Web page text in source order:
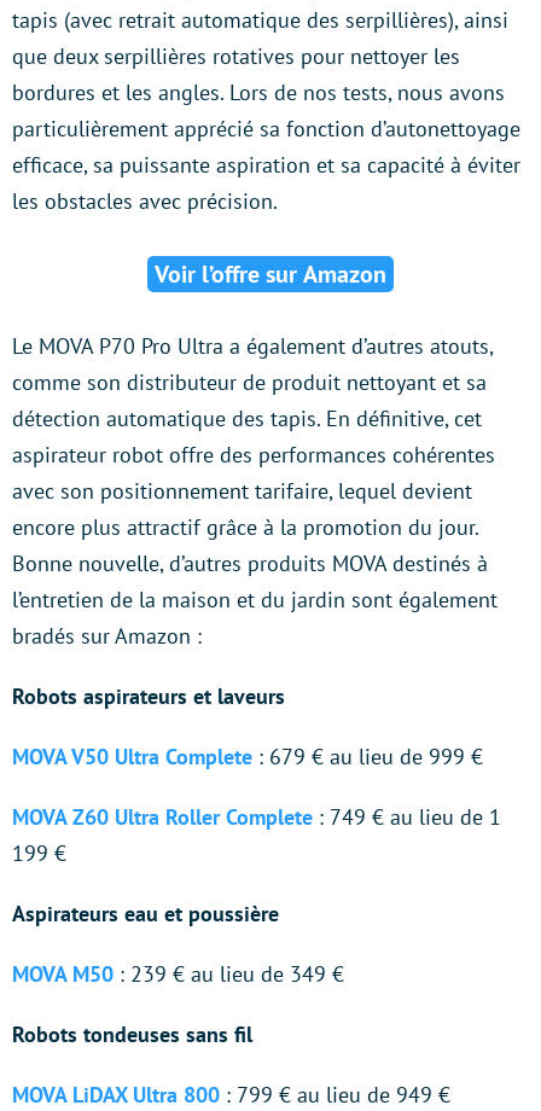
tapis (avec retrait automatique des serpillières), ainsi
que deux serpillières rotatives pour nettoyer les
bordures et les angles. Lors de nos tests, nous avons
particulièrement apprécié sa fonction d’autonettoyage
efficace, sa puissante aspiration et sa capacité à éviter
les obstacles avec précision.
Voir l’offre sur Amazon
Le MOVA P70 Pro Ultra a également d’autres atouts,
comme son distributeur de produit nettoyant et sa
détection automatique des tapis. En définitive, cet
aspirateur robot offre des performances cohérentes
avec son positionnement tarifaire, lequel devient
encore plus attractif grâce à la promotion du jour.
Bonne nouvelle, d’autres produits MOVA destinés à
l’entretien de la maison et du jardin sont également
bradés sur Amazon :
Robots aspirateurs et laveurs
MOVA V50 Ultra Complete : 679 € au lieu de 999 €
MOVA Z60 Ultra Roller Complete : 749 € au lieu de 1
199 €
Aspirateurs eau et poussière
MOVA M50 : 239 € au lieu de 349 €
Robots tondeuses sans fil
MOVA LiDAX Ultra 800 : 799 € au lieu de 949 €